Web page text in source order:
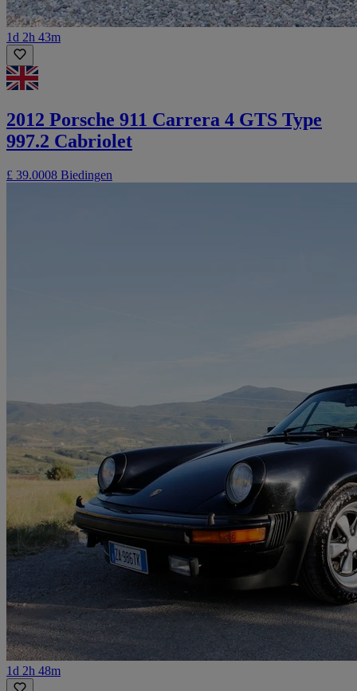
1d 2h 43m
2012 Porsche 911 Carrera 4 GTS Type
997.2 Cabriolet
£ 39.0008 Biedingen
1d 2h 48m